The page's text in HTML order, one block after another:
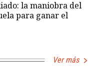
la maniobra del
para ganar el
Ver más